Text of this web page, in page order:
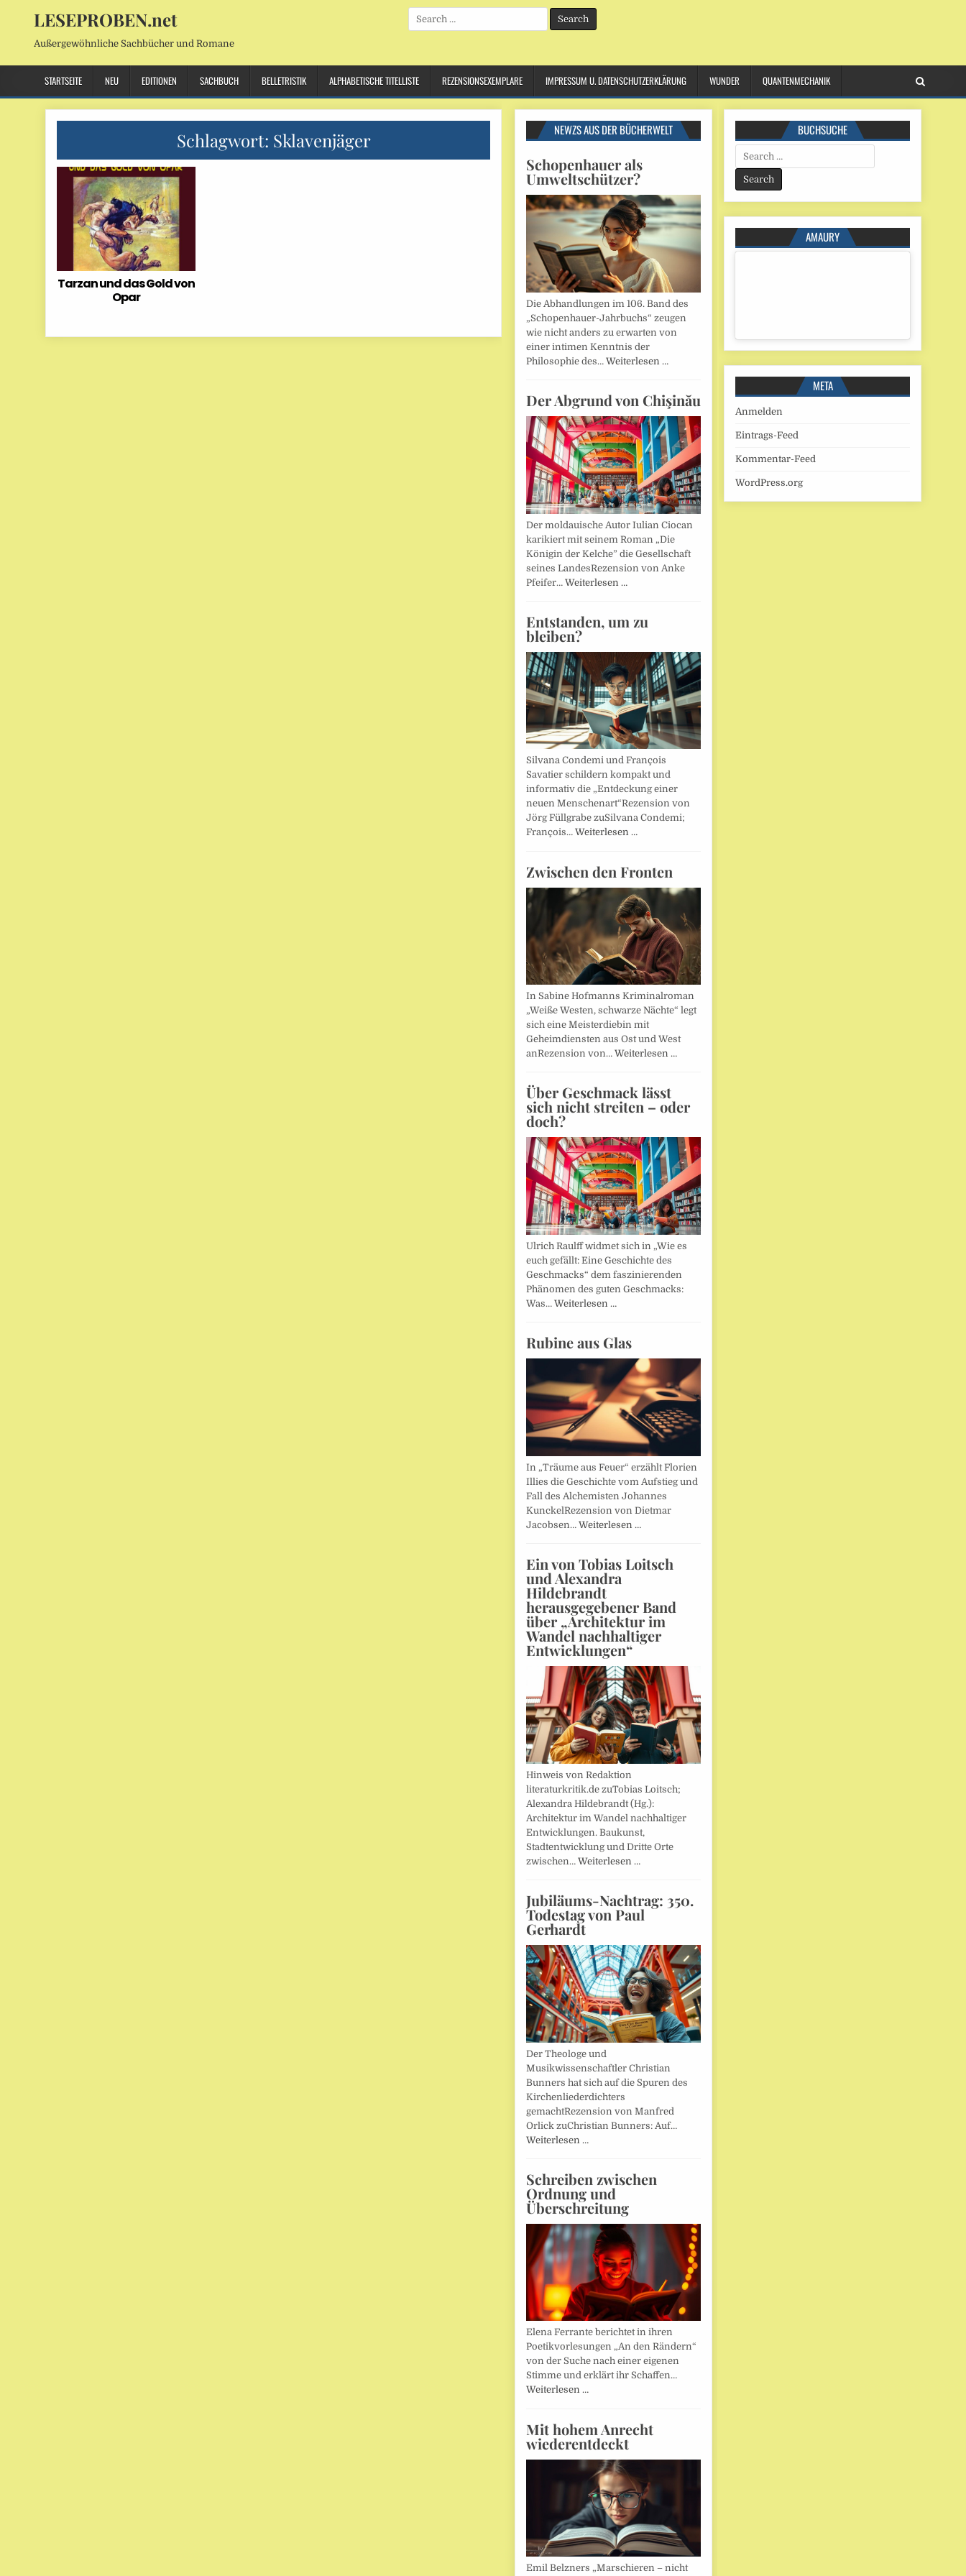
LESEPROBEN.net
Außergewöhnliche Sachbücher und Romane
Search
for:
STARTSEITE NEU EDITIONEN SACHBUCH BELLETRISTIK ALPHABETISCHE TITELLISTE REZENSIONSEXEMPLARE IMPRESSUM U. DATENSCHUTZERKLÄRUNG WUNDER QUANTENMECHANIK
Schlagwort: Sklavenjäger
Tarzan und das Gold von
Opar
NEWZS AUS DER BÜCHERWELT
Schopenhauer als
Umweltschützer?
Die Abhandlungen im 106. Band des
„Schopenhauer-Jahrbuchs“ zeugen
wie nicht anders zu erwarten von
einer intimen Kenntnis der
Philosophie des… Weiterlesen …
Der Abgrund von Chişinău
Der moldauische Autor Iulian Ciocan
karikiert mit seinem Roman „Die
Königin der Kelche” die Gesellschaft
seines LandesRezension von Anke
Pfeifer… Weiterlesen …
Entstanden, um zu
bleiben?
Silvana Condemi und François
Savatier schildern kompakt und
informativ die „Entdeckung einer
neuen Menschenart“Rezension von
Jörg Füllgrabe zuSilvana Condemi;
François… Weiterlesen …
Zwischen den Fronten
In Sabine Hofmanns Kriminalroman
„Weiße Westen, schwarze Nächte“ legt
sich eine Meisterdiebin mit
Geheimdiensten aus Ost und West
anRezension von… Weiterlesen …
Über Geschmack lässt
sich nicht streiten – oder
doch?
Ulrich Raulff widmet sich in „Wie es
euch gefällt: Eine Geschichte des
Geschmacks“ dem faszinierenden
Phänomen des guten Geschmacks:
Was… Weiterlesen …
Rubine aus Glas
In „Träume aus Feuer“ erzählt Florien
Illies die Geschichte vom Aufstieg und
Fall des Alchemisten Johannes
KunckelRezension von Dietmar
Jacobsen… Weiterlesen …
Ein von Tobias Loitsch
und Alexandra
Hildebrandt
herausgegebener Band
über „Architektur im
Wandel nachhaltiger
Entwicklungen“
Hinweis von Redaktion
literaturkritik.de zuTobias Loitsch;
Alexandra Hildebrandt (Hg.):
Architektur im Wandel nachhaltiger
Entwicklungen. Baukunst,
Stadtentwicklung und Dritte Orte
zwischen… Weiterlesen …
Jubiläums-Nachtrag: 350.
Todestag von Paul
Gerhardt
Der Theologe und
Musikwissenschaftler Christian
Bunners hat sich auf die Spuren des
Kirchenliederdichters
gemachtRezension von Manfred
Orlick zuChristian Bunners: Auf…
Weiterlesen …
Schreiben zwischen
Ordnung und
Überschreitung
Elena Ferrante berichtet in ihren
Poetikvorlesungen „An den Rändern“
von der Suche nach einer eigenen
Stimme und erklärt ihr Schaffen…
Weiterlesen …
Mit hohem Anrecht
wiederentdeckt
Emil Belzners „Marschieren – nicht
BUCHSUCHE
Search
for:
AMAURY
META
Anmelden
Eintrags-Feed
Kommentar-Feed
WordPress.org